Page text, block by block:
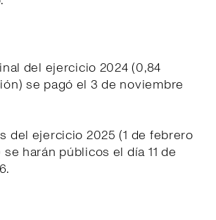
del ejercicio 2024 (0,84
se pagó el 3 de noviembre
del ejercicio 2025 (1 de febrero
se harán públicos el día 11 de